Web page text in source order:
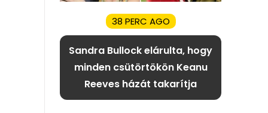
38 PERC AGO
Sandra Bullock elárulta, hogy
minden csütörtökön Keanu
Reeves házát takarítja